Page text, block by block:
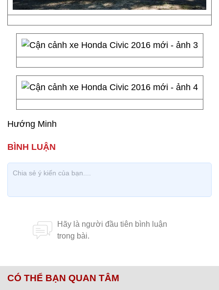
Hướng Minh
CÓ THỂ BẠN QUAN TÂM